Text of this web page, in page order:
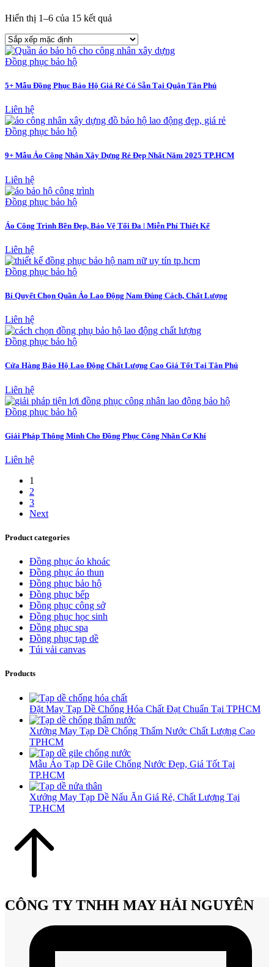
Hiển thị 1–6 của 15 kết quả
Đồng phục bảo hộ
5+ Mẫu Đồng Phục Bảo Hộ Giá Rẻ Có Sẵn Tại Quận Tân Phú
Liên hệ
Đồng phục bảo hộ
9+ Mẫu Áo Công Nhân Xây Dựng Rẻ Đẹp Nhất Năm 2025 TP.HCM
Liên hệ
Đồng phục bảo hộ
Áo Công Trình Bền Đẹp, Bảo Vệ Tối Đa | Miễn Phí Thiết Kế
Liên hệ
Đồng phục bảo hộ
Bí Quyết Chọn Quần Áo Lao Động Nam Đúng Cách, Chất Lượng
Liên hệ
Đồng phục bảo hộ
Cửa Hàng Bảo Hộ Lao Động Chất Lượng Cao Giá Tốt Tại Tân Phú
Liên hệ
Đồng phục bảo hộ
Giải Pháp Thông Minh Cho Đồng Phục Công Nhân Cơ Khí
Liên hệ
1
2
3
Next
Product categories
Đồng phục áo khoác
Đồng phục áo thun
Đồng phục bảo hộ
Đồng phục bếp
Đồng phục công sở
Đồng phục học sinh
Đồng phục spa
Đồng phục tạp dề
Túi vải canvas
Products
Đặt May Tạp Dề Chống Hóa Chất Đạt Chuẩn Tại TPHCM
Xưởng May Tạp Dề Chống Thấm Nước Chất Lượng Cao
TPHCM
Mẫu Áo Tạp Dề Gile Chống Nước Đẹp, Giá Tốt Tại
TP.HCM
Xưởng May Tạp Dề Nấu Ăn Giá Rẻ, Chất Lượng Tại
TP.HCM
CÔNG TY TNHH MAY HẢI NGUYÊN